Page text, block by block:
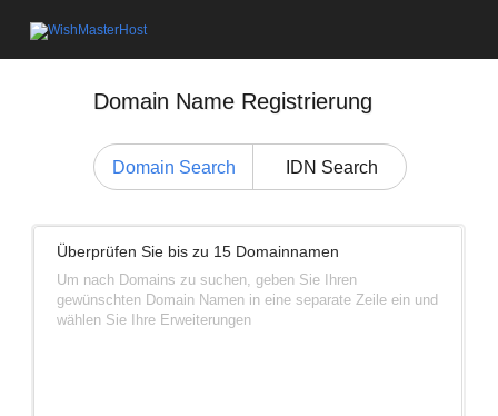
Domain Name Registrierung
Domain Search IDN Search
Überprüfen Sie bis zu 15 Domainnamen
Um nach Domains zu suchen, geben Sie Ihren
gewünschten Domain Namen in eine separate Zeile ein und
wählen Sie Ihre Erweiterungen